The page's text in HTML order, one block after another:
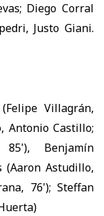
Diego Corral
Justo Giani.
Villagrán,
Antonio Castillo;
Benjamín
(Aaron Astudillo,
76'); Steffan